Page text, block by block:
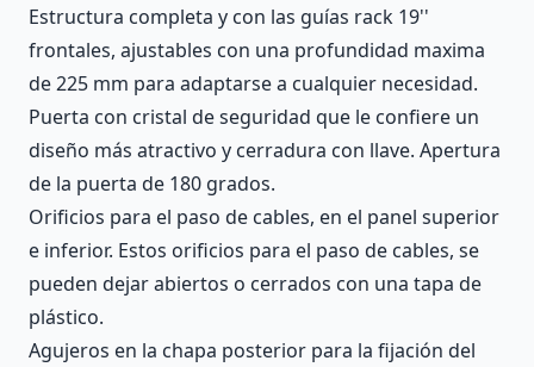
Estructura completa y con las guías rack 19''
frontales, ajustables con una profundidad maxima
de 225 mm para adaptarse a cualquier necesidad.
Puerta con cristal de seguridad que le confiere un
diseño más atractivo y cerradura con llave. Apertura
de la puerta de 180 grados.
Orificios para el paso de cables, en el panel superior
e inferior. Estos orificios para el paso de cables, se
pueden dejar abiertos o cerrados con una tapa de
plástico.
Agujeros en la chapa posterior para la fijación del